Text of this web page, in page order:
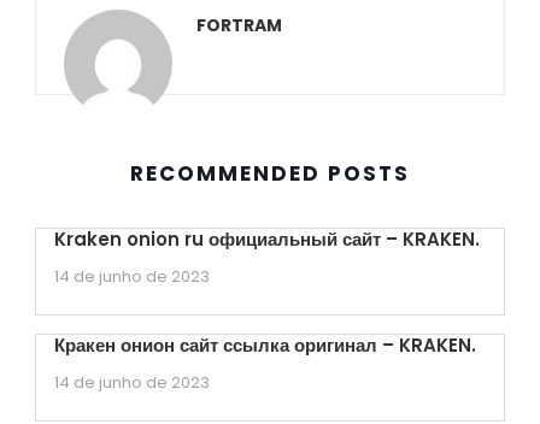
FORTRAM
RECOMMENDED POSTS
Kraken onion ru официальный сайт – KRAKEN.
14 de junho de 2023
Кракен онион сайт ссылка оригинал – KRAKEN.
14 de junho de 2023